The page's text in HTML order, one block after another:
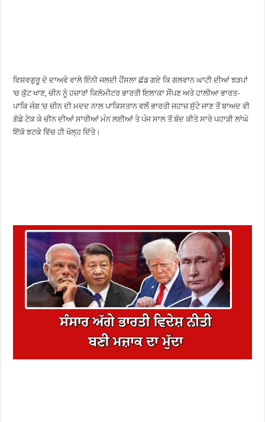
ਵਿਸ਼ਵਗੁਰੂ ਦੇ ਦਾਅਵੇ ਵਾਲੇ ਇੰਨੀ ਜਲਦੀ ਹੌਂਸਲਾ ਛੱਡ ਗਏ ਕਿ ਗਲਵਾਨ ਘਾਟੀ ਦੀਆਂ ਝੜਪਾਂ
‘ਚ ਕੁੱਟ ਖਾਣ, ਚੀਨ ਨੂੰ ਹਜ਼ਾਰਾਂ ਕਿਲੋਮੀਟਰ ਭਾਰਤੀ ਇਲਾਕਾ ਸੌਂਪਣ ਅਤੇ ਹਾਲੀਆ ਭਾਰਤ-
ਪਾਕਿ ਜੰਗ ‘ਚ ਚੀਨ ਦੀ ਮਦਦ ਨਾਲ ਪਾਕਿਸਤਾਨ ਵਲੋਂ ਭਾਰਤੀ ਜਹਾਜ਼ ਸੁੱਟੇ ਜਾਣ ਤੋਂ ਬਾਅਦ ਵੀ
ਗੋਡੇ ਟੇਕ ਕੇ ਚੀਨ ਦੀਆਂ ਸਾਰੀਆਂ ਮੰਨ ਲਈਆਂ ਤੇ ਪੰਜ ਸਾਲ ਤੋਂ ਬੰਦ ਕੀਤੇ ਸਾਰੇ ਪਹਾੜੀ ਲਾਂਘੇ
ਇੱਕੋ ਝਟਕੇ ਵਿੱਚ ਹੀ ਖੋਲ੍ਹ ਦਿੱਤੇ।